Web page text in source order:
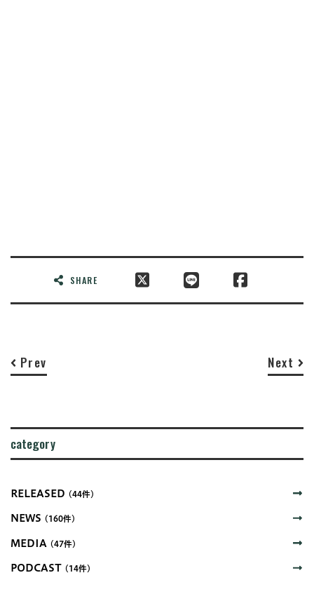
SHARE
Prev Next
category
RELEASED (44件)
NEWS (160件)
MEDIA (47件)
PODCAST (14件)